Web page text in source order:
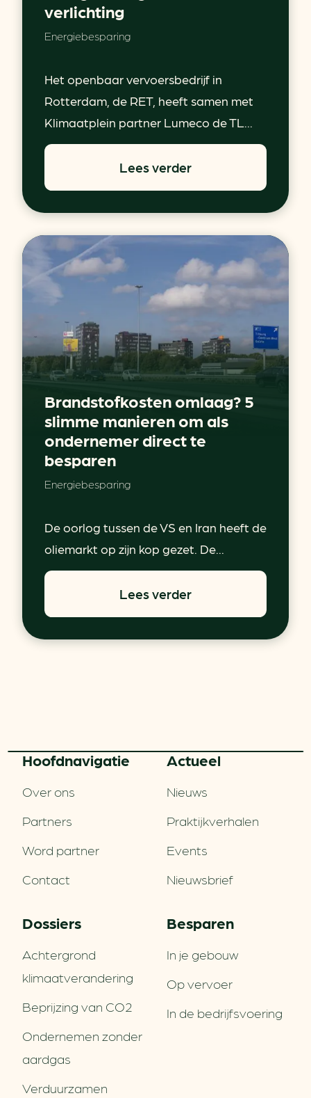
verlichting
Energiebesparing
Het openbaar vervoersbedrijf in
Rotterdam, de RET, heeft samen met
Klimaatplein partner Lumeco de TL...
Lees verder
Brandstofkosten omlaag? 5
slimme manieren om als
ondernemer direct te
besparen
Energiebesparing
De oorlog tussen de VS en Iran heeft de
oliemarkt op zijn kop gezet. De...
Lees verder
Hoofd­navigatie
Over ons
Partners
Word partner
Contact
Actueel
Nieuws
Praktijkverhalen
Events
Nieuwsbrief
Dossiers
Achtergrond
klimaatverandering
Beprijzing van CO2
Ondernemen zonder
aardgas
Verduurzamen
Besparen
In je gebouw
Op vervoer
In de bedrijfsvoering